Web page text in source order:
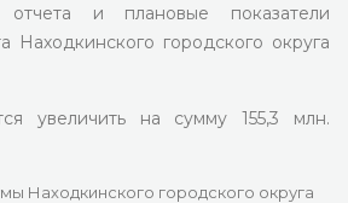
отчета и плановые показатели
Находкинского городского округа
увеличить на сумму 155,3 млн.
Находкинского городского округа